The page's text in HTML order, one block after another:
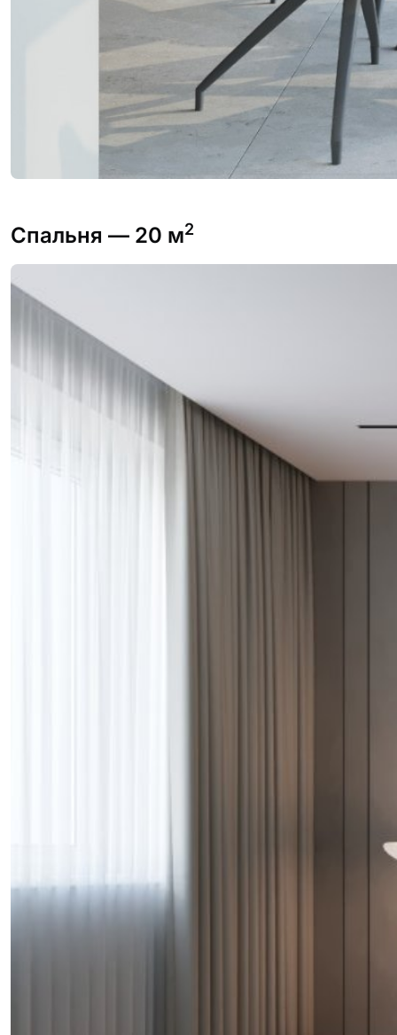
Спальня — 20 м2